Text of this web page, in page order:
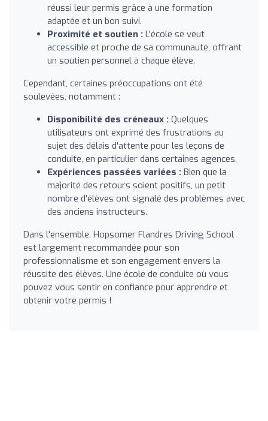
réussi leur permis grâce à une formation
adaptée et un bon suivi.
Proximité et soutien : L'école se veut
accessible et proche de sa communauté, offrant
un soutien personnel à chaque élève.
Cependant, certaines préoccupations ont été
soulevées, notamment :
Disponibilité des créneaux : Quelques
utilisateurs ont exprimé des frustrations au
sujet des délais d'attente pour les leçons de
conduite, en particulier dans certaines agences.
Expériences passées variées : Bien que la
majorité des retours soient positifs, un petit
nombre d'élèves ont signalé des problèmes avec
des anciens instructeurs.
Dans l'ensemble, Hopsomer Flandres Driving School
est largement recommandée pour son
professionnalisme et son engagement envers la
réussite des élèves. Une école de conduite où vous
pouvez vous sentir en confiance pour apprendre et
obtenir votre permis !